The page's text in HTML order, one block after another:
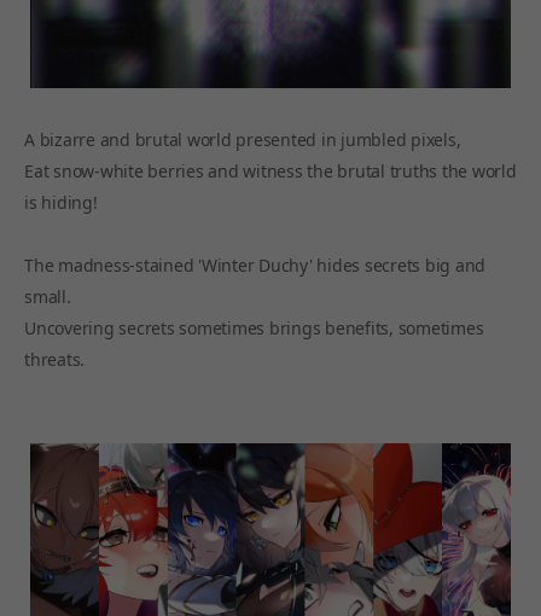
A bizarre and brutal world presented in jumbled pixels,
Eat snow-white berries and witness the brutal truths the world
is hiding!
The madness-stained 'Winter Duchy' hides secrets big and
small.
Uncovering secrets sometimes brings benefits, sometimes
threats.